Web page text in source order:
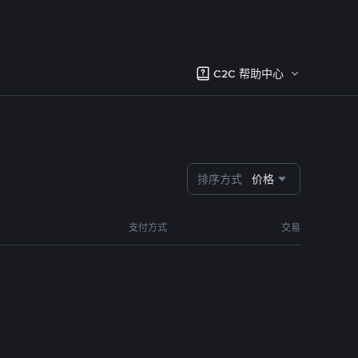
C2C 帮助中心
排序方式 价格
支付方式 交易